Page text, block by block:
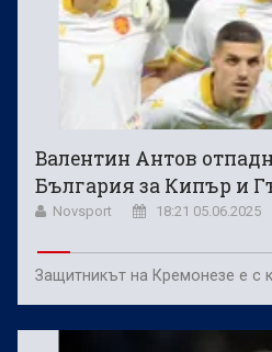
Валентин Антов
България за Кипър и
Novsport 18:21 05.06.2025
Защитникът на Кремонезе е с